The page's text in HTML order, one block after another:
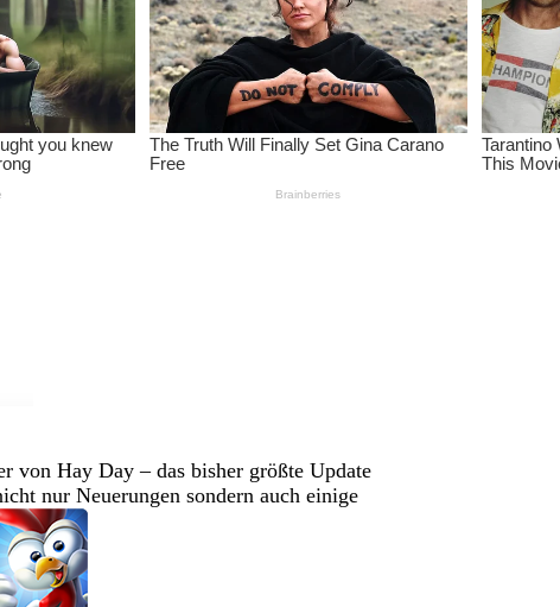
von Hay Day – das bisher größte Update
nur Neuerungen sondern auch einige